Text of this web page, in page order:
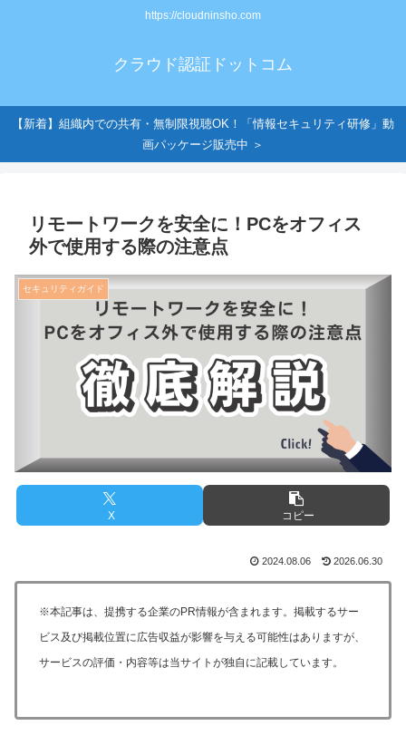
https://cloudninsho.com
クラウド認証ドットコム
【新着】組織内での共有・無制限視聴OK！「情報セキュリティ研修」動
画パッケージ販売中 ＞
リモートワークを安全に！PCをオフィス
外で使用する際の注意点
セキュリティガイド
X コピー
2024.08.06 2026.06.30
※本記事は、提携する企業のPR情報が含まれます。掲載するサー
ビス及び掲載位置に広告収益が影響を与える可能性はありますが、
サービスの評価・内容等は当サイトが独自に記載しています。